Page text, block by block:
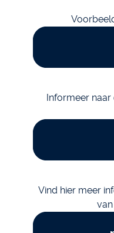
Informeer
Vind hier meer